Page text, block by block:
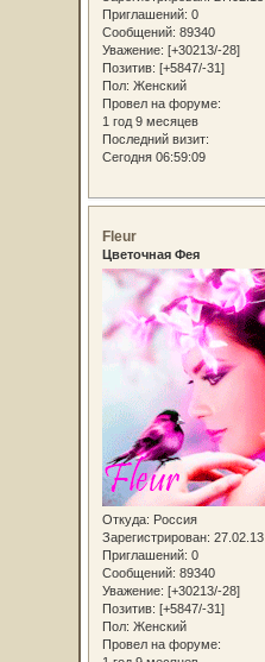
Приглашений: 0
Сообщений: 89340
Уважение: [+30213/-28]
Позитив: [+5847/-31]
Пол: Женский
Провел на форуме:
1 год 9 месяцев
Последний визит:
Сегодня 06:59:09
Fleur
Цветочная Фея
Откуда: Россия
Зарегистрирован: 27.02.13
Приглашений: 0
Сообщений: 89340
Уважение: [+30213/-28]
Позитив: [+5847/-31]
Пол: Женский
Провел на форуме: